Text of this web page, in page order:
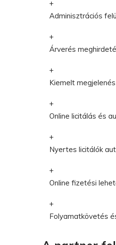
Adminisztrációs
Árverés
Kiemelt
Online licitálás és
Nyertes licitálók
Online fizetési
Folyamatkövetés